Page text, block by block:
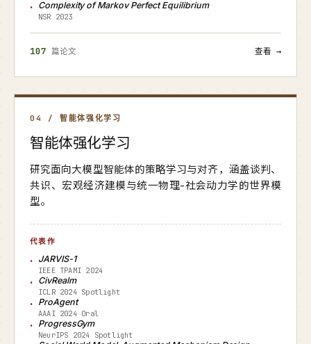
Complexity of Markov Perfect Equilibrium
NSR 2023
107 篇论文 查看 →
04 / 智能体强化学习
智能体强化学习
研究面向大模型智能体的策略学习与对齐，涵盖谈判、
共识、宏观经济建模与统一物理-社会动力学的世界模
型。
代表作
JARVIS-1
IEEE TPAMI 2024
CivRealm
ICLR 2024 Spotlight
ProAgent
AAAI 2024 Oral
ProgressGym
NeurIPS 2024 Spotlight